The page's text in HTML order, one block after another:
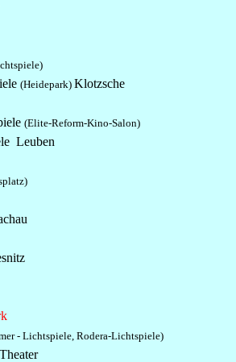
(Heidepark) Klotzsche
(Elite-Reform-Kino-Salon)
Leuben
- Lichtspiele, Rodera-Lichtspiele)